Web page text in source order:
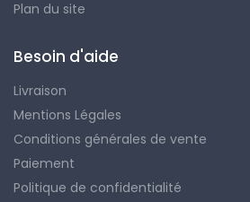
Plan du site
Besoin d'aide
Livraison
Mentions Légales
Conditions générales de vente
Paiement
Politique de confidentialité